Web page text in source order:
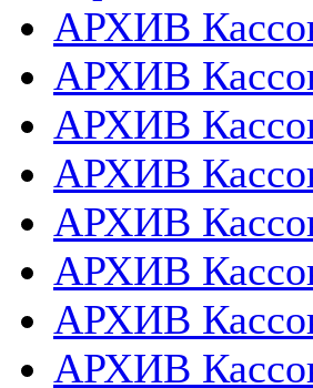
АРХИВ
АРХИВ
АРХИВ
АРХИВ
АРХИВ
АРХИВ
АРХИВ
АРХИВ